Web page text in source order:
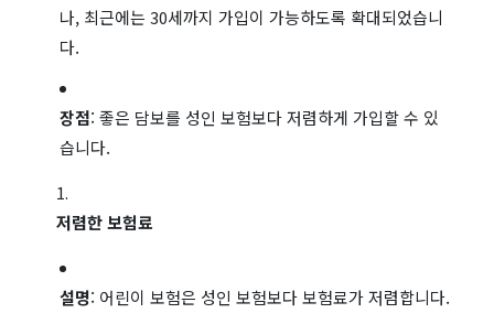
나, 최근에는 30세까지 가입이 가능하도록 확대되었습니
다.
장점: 좋은 담보를 성인 보험보다 저렴하게 가입할 수 있
습니다.
저렴한 보험료
설명: 어린이 보험은 성인 보험보다 보험료가 저렴합니다.